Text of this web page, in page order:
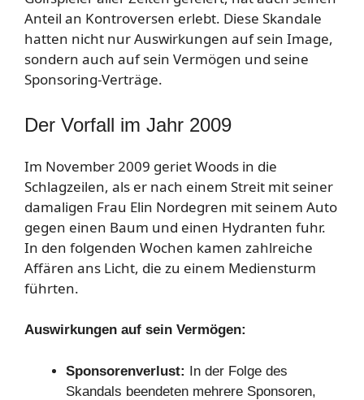
Anteil an Kontroversen erlebt. Diese Skandale
hatten nicht nur Auswirkungen auf sein Image,
sondern auch auf sein Vermögen und seine
Sponsoring-Verträge.
Der Vorfall im Jahr 2009
Im November 2009 geriet Woods in die
Schlagzeilen, als er nach einem Streit mit seiner
damaligen Frau Elin Nordegren mit seinem Auto
gegen einen Baum und einen Hydranten fuhr.
In den folgenden Wochen kamen zahlreiche
Affären ans Licht, die zu einem Mediensturm
führten.
Auswirkungen auf sein Vermögen:
Sponsorenverlust: In der Folge des
Skandals beendeten mehrere Sponsoren,